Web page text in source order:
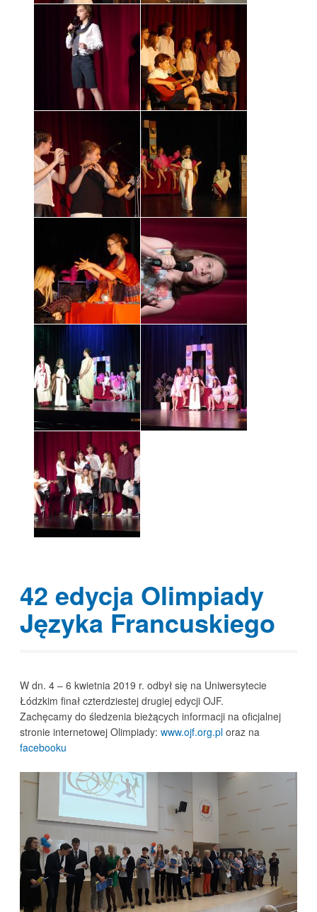
42 edycja Olimpiady
Języka Francuskiego
W dn. 4 – 6 kwietnia 2019 r. odbył się na Uniwersytecie
Łódzkim finał czterdziestej drugiej edycji OJF.
Zachęcamy do śledzenia bieżących informacji na oficjalnej
stronie internetowej Olimpiady: www.ojf.org.ploraz na
facebooku